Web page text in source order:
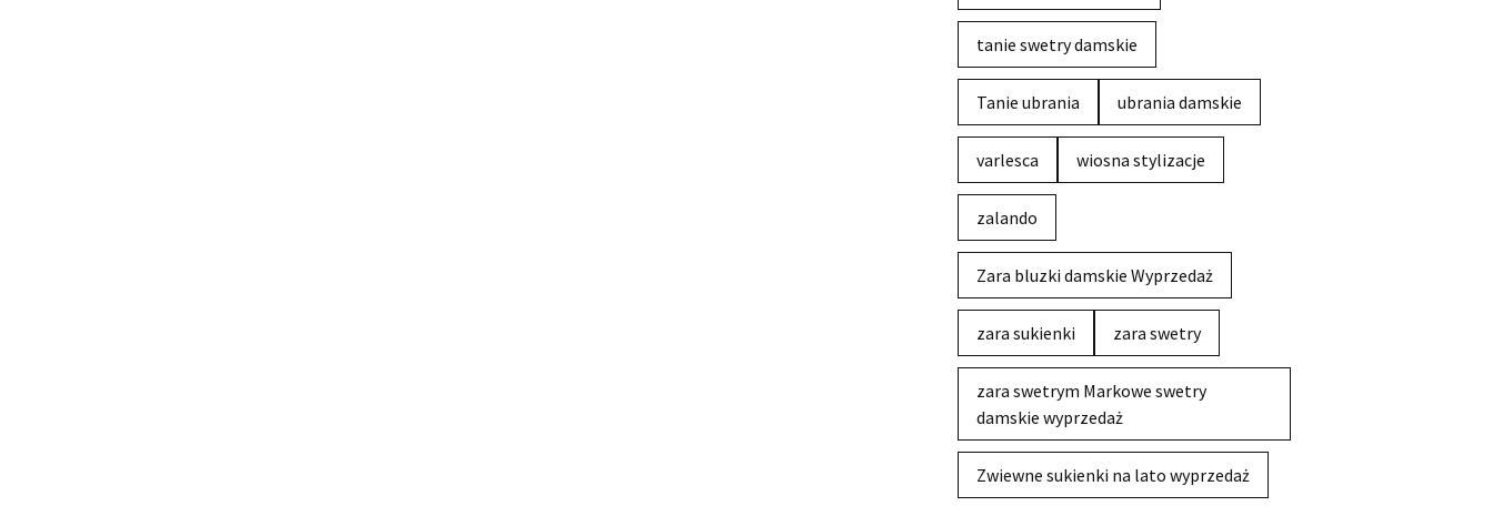
tanie swetry damskie
Tanie ubrania ubrania damskie
varlesca wiosna stylizacje
zalando
Zara bluzki damskie Wyprzedaż
zara sukienki zara swetry
zara swetrym Markowe swetry
damskie wyprzedaż
Zwiewne sukienki na lato wyprzedaż